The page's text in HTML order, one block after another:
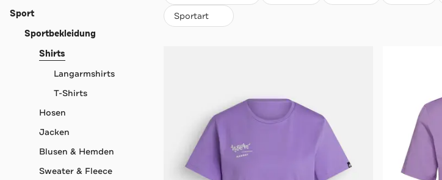
Sport
Sportbekleidung
Shirts
Langarmshirts
T-Shirts
Hosen
Jacken
Blusen & Hemden
Sweater & Fleece
Sportart